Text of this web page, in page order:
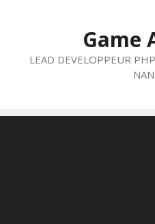
Game
LEAD DEVELOPPEUR